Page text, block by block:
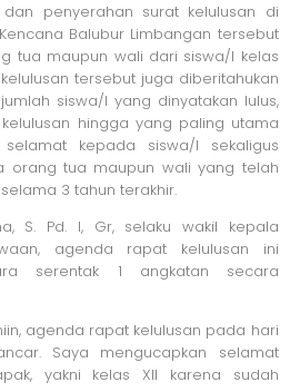
penyerahan surat kelulusan di
Balubur Limbangan tersebut
tua maupun wali dari siswa/I kelas
tersebut juga diberitahukan
siswa/I yang dinyatakan lulus,
hingga yang paling utama
kepada siswa/I sekaligus
orang tua maupun wali yang telah
3 tahun terakhir.
S. Pd. I, Gr, selaku wakil kepala
agenda rapat kelulusan ini
serentak 1 angkatan secara
agenda rapat kelulusan pada hari
Saya mengucapkan selamat
yakni kelas XII karena sudah